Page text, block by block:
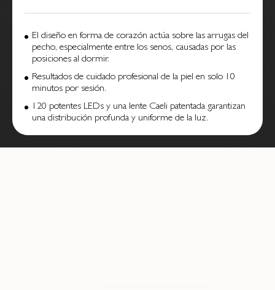
El diseño en forma de corazón actúa sobre las arrugas del
pecho, especialmente entre los senos, causadas por las
posiciones al dormir.
Resultados de cuidado profesional de la piel en solo 10
minutos por sesión.
120 potentes LEDs y una lente Caeli patentada garantizan
una distribución profunda y uniforme de la luz.